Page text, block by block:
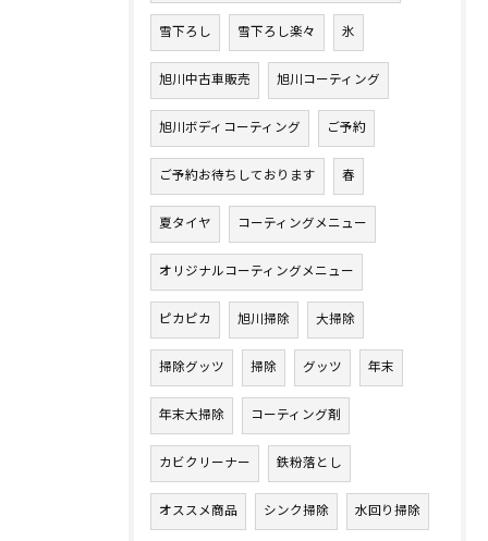
雪下ろし 雪下ろし楽々 氷
旭川中古車販売 旭川コーティング
旭川ボディコーティング ご予約
ご予約お待ちしております 春
夏タイヤ コーティングメニュー
オリジナルコーティングメニュー
ピカピカ 旭川掃除 大掃除
掃除グッツ 掃除 グッツ 年末
年末大掃除 コーティング剤
カビクリーナー 鉄粉落とし
オススメ商品 シンク掃除 水回り掃除